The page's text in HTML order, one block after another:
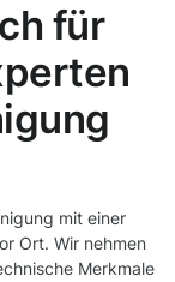
für
mit einer
Ort. Wir nehmen
Merkmale